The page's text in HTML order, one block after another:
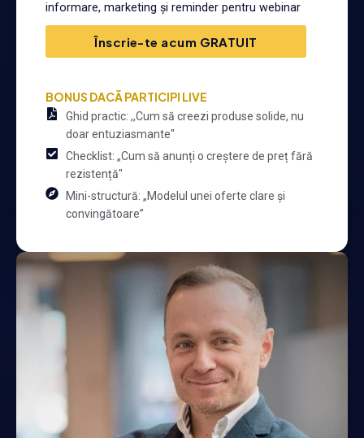
informare, marketing și reminder pentru webinar
Înscrie-te acum GRATUIT
BONUS DACĂ PARTICIPI LIVE
Ghid practic: ,,Cum să creezi produse solide, nu
doar entuziasmante"
Checklist: „Cum să anunți o creștere de preț fără
rezistență"
Mini-structură: „Modelul unei oferte clare și
convingătoare”